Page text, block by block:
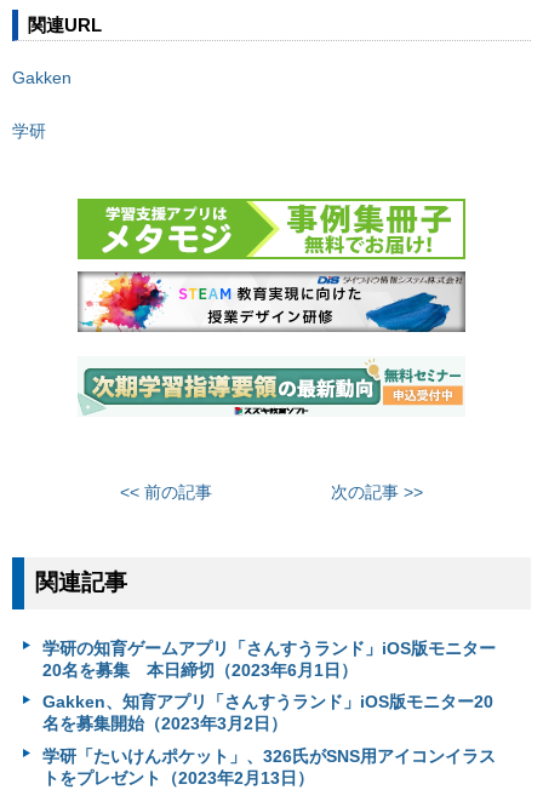
関連URL
Gakken
学研
<< 前の記事 次の記事 >>
関連記事
学研の知育ゲームアプリ「さんすうランド」iOS版モニター
20名を募集 本日締切（2023年6月1日）
Gakken、知育アプリ「さんすうランド」iOS版モニター20
名を募集開始（2023年3月2日）
学研「たいけんポケット」、326氏がSNS用アイコンイラス
トをプレゼント（2023年2月13日）